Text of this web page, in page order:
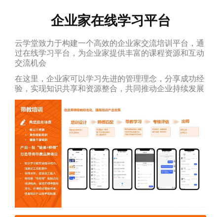
企业家在线学习平台
云学堂致力于构建一个高效的企业家交流培训平台，通
过在线学习平台，为企业家提供丰富的课程资源和互动
交流机会
在这里，企业家可以学习先进的管理理念，分享成功经
验，实现知识共享和资源整合，共同推动企业持续发展